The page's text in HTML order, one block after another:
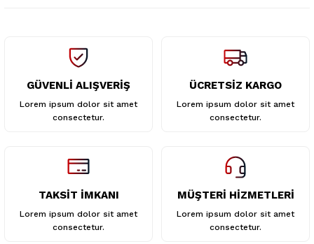
GÜVENLİ ALIŞVERİŞ
Lorem ipsum dolor sit amet
consectetur.
ÜCRETSİZ KARGO
Lorem ipsum dolor sit amet
consectetur.
TAKSİT İMKANI
Lorem ipsum dolor sit amet
consectetur.
MÜŞTERİ HİZMETLERİ
Lorem ipsum dolor sit amet
consectetur.